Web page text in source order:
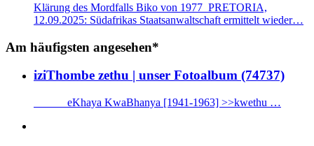
Klärung des Mordfalls Biko von 1977 PRETORIA,
12.09.2025: Südafrikas Staatsanwaltschaft ermittelt wieder…
Am häufigsten angesehen*
iziThombe zethu | unser Fotoalbum (74737)
eKhaya KwaBhanya [1941-1963] >>kwethu …